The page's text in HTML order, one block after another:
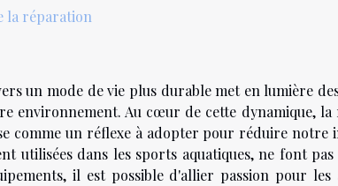
la réparation
un mode de vie plus durable met en lumière
environnement. Au cœur de cette dynamique,
comme un réflexe à adopter pour réduire notre
utilisées dans les sports aquatiques, ne font
il est possible d'allier passion pour les